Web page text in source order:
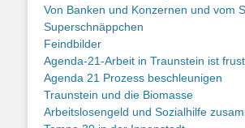
Von Banken und Konzernen und vom
Superschnäppchen
Feindbilder
Agenda-21-Arbeit in Traunstein ist
Agenda 21 Prozess beschleunigen
Traunstein und die Biomasse
Arbeitslosengeld und Sozialhilfe